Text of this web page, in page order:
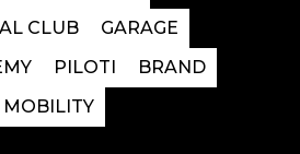
CLUB
GARAGE
PILOTI
BRAND
MOBILITY